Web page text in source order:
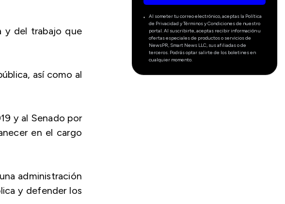
y del trabajo que
así como al
y al Senado por
en el cargo
administración
y defender los
Al someter tu correo electrónico, aceptas la Política
de Privacidad y Términos y Condiciones de nuestro
portal. Al suscribirte, aceptas recibir información u
ofertas especiales de productos o servicios de
NewsPR, Smart News LLC, sus afiliadas o de
terceros. Podrás optar salirte de los boletines en
cualquier momento.